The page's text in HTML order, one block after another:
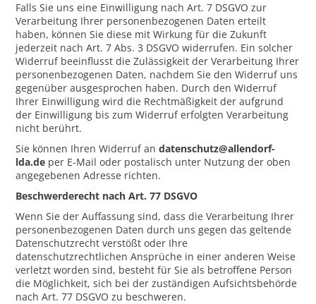
Falls Sie uns eine Einwilligung nach Art. 7 DSGVO zur
Verarbeitung Ihrer personenbezogenen Daten erteilt
haben, können Sie diese mit Wirkung für die Zukunft
jederzeit nach Art. 7 Abs. 3 DSGVO widerrufen. Ein solcher
Widerruf beeinflusst die Zulässigkeit der Verarbeitung Ihrer
personenbezogenen Daten, nachdem Sie den Widerruf uns
gegenüber ausgesprochen haben. Durch den Widerruf
Ihrer Einwilligung wird die Rechtmäßigkeit der aufgrund
der Einwilligung bis zum Widerruf erfolgten Verarbeitung
nicht berührt.
Sie können Ihren Widerruf andatenschutz@allendorf-
lda.de per E-Mail oder postalisch unter Nutzung der oben
angegebenen Adresse richten.
Beschwerderecht nach Art. 77 DSGVO
Wenn Sie der Auffassung sind, dass die Verarbeitung Ihrer
personenbezogenen Daten durch uns gegen das geltende
Datenschutzrecht verstößt oder Ihre
datenschutzrechtlichen Ansprüche in einer anderen Weise
verletzt worden sind, besteht für Sie als betroffene Person
die Möglichkeit, sich bei der zuständigen Aufsichtsbehörde
nach Art. 77 DSGVO zu beschweren.